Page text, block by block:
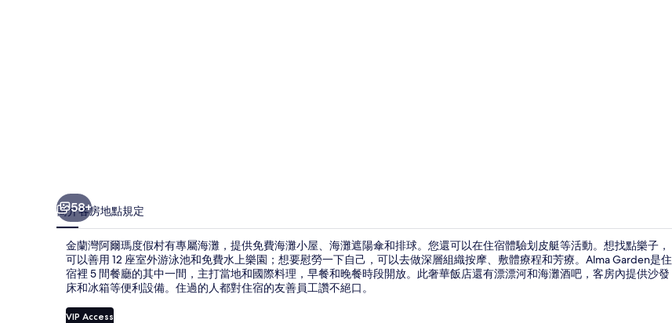
58+
簡介客房地點規定
金蘭灣阿爾瑪度假村有專屬海灘，提供免費海灘小屋、海灘遮陽傘和排球。您還可以在住宿體驗划皮艇等活動。想找點樂子，
可以善用 12 座室外游泳池和免費水上樂園；想要慰勞一下自己，可以去做深層組織按摩、敷體療程和芳療。Alma Garden是住
宿裡 5 間餐廳的其中一間，主打當地和國際料理，早餐和晚餐時段開放。此奢華飯店還有漂漂河和海灘酒吧，客房內提供沙發
床和冰箱等便利設備。住過的人都對住宿的友善員工讚不絕口。
VIP Access